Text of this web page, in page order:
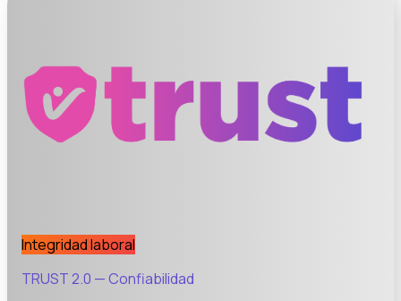
Integridad laboral
TRUST 2.0 — Confiabilidad